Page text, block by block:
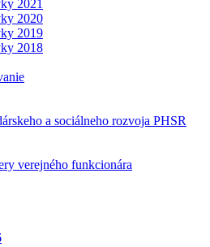
2021
2020
2019
2018
a sociálneho rozvoja PHSR
verejného funkcionára